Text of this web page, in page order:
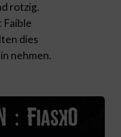
rotzig.
dies
nehmen.